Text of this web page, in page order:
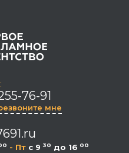
76-91
мне
- Пт c 9 30 до 16 00